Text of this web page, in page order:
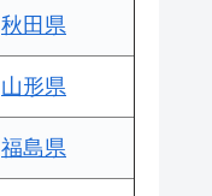
秋田県
山形県
福島県